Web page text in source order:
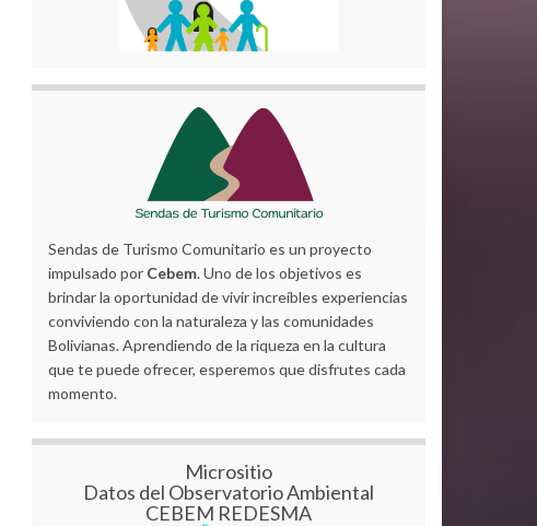
Sendas de Turismo Comunitario es un proyecto
impulsado por Cebem. Uno de los objetivos es
brindar la oportunidad de vivir increíbles experiencias
conviviendo con la naturaleza y las comunidades
Bolivianas. Aprendiendo de la riqueza en la cultura
que te puede ofrecer, esperemos que disfrutes cada
momento.
Micrositio
Datos del Observatorio Ambiental
CEBEM REDESMA